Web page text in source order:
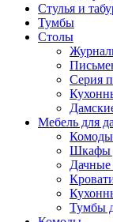
Стулья и
Тумбы
Столы
Серия
Мебель для
Комоды
Шкафы
Дачные
Тумбы